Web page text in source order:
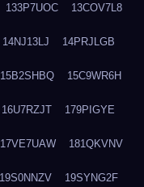
133P7UOC 13COV7L8
14NJ13LJ 14PRJLGB
15B2SHBQ 15C9WR6H
16U7RZJT 179PIGYE
17VE7UAW 181QKVNV
19S0NNZV 19SYNG2F